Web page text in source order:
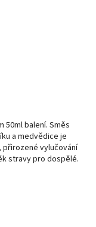
50ml balení. Směs
a medvědice je
vylučování
stravy pro dospělé.